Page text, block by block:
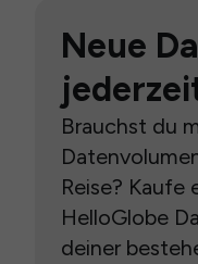
Neue
Brauchst du
Reise? Kaufe
HelloGlobe
deiner